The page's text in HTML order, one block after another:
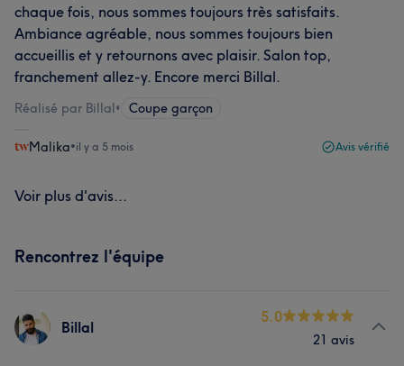
chaque fois, nous sommes toujours très satisfaits.
Ambiance agréable, nous sommes toujours bien
accueillis et y retournons avec plaisir. Salon top,
franchement allez-y. Encore merci Billal.
Réalisé par Billal• Coupe garçon
Malika•il y a 5 mois Avis vérifié
Voir plus d'avis...
Rencontrez l'équipe
Billal
5.0
21 avis